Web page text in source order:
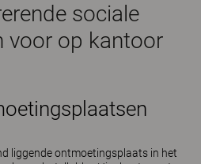
sociale
voor op kantoor
liggende ontmoetingsplaats in het